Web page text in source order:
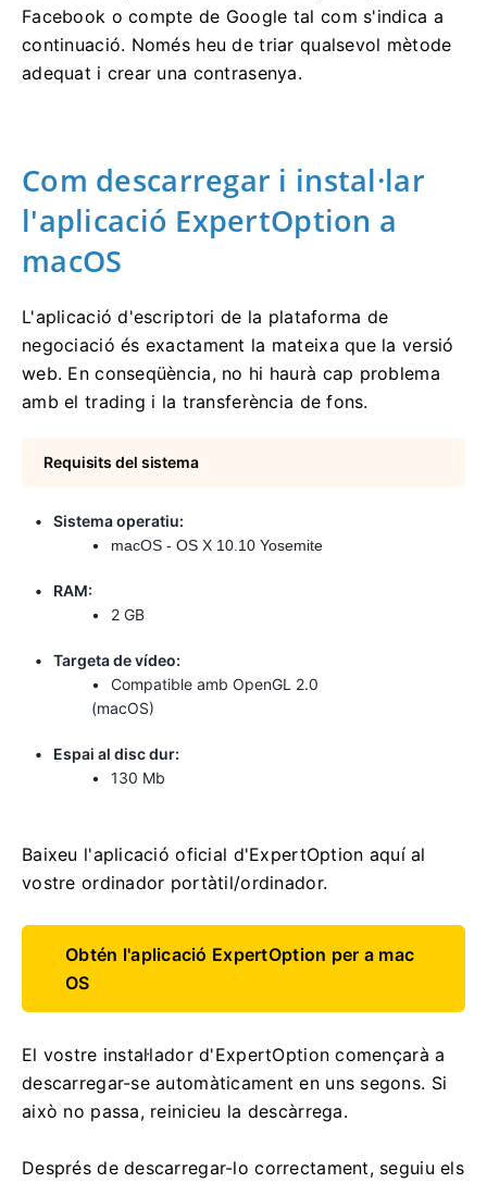
Facebook o compte de Google tal com s'indica a
continuació. Només heu de triar qualsevol mètode
adequat i crear una contrasenya.
Com descarregar i instal·lar
l'aplicació ExpertOption a
macOS
L'aplicació d'escriptori de la plataforma de
negociació és exactament la mateixa que la versió
web. En conseqüència, no hi haurà cap problema
amb el trading i la transferència de fons.
Requisits del sistema
Sistema operatiu:
macOS - OS X 10.10 Yosemite
RAM:
2 GB
Targeta de vídeo:
Compatible amb OpenGL 2.0
(macOS)
Espai al disc dur:
130 Mb
Baixeu l'aplicació oficial d'ExpertOption aquí al
vostre ordinador portàtil/ordinador.
Obtén l'aplicació ExpertOption per a mac
OS
El vostre instal·lador d'ExpertOption començarà a
descarregar-se automàticament en uns segons. Si
això no passa, reinicieu la descàrrega.
Després de descarregar-lo correctament, seguiu els